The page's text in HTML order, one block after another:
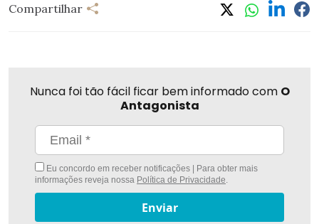
Compartilhar
Nunca foi tão fácil ficar bem informado com O
Antagonista
Eu concordo em receber notificações | Para obter mais
informações reveja nossa Política de Privacidade.
Enviar